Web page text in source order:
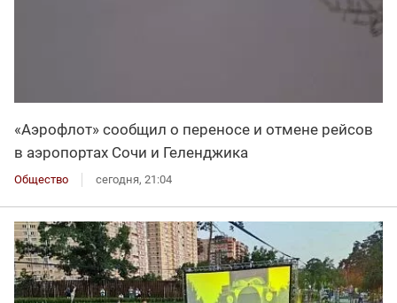
«Аэрофлот» сообщил о переносе и отмене рейсов
в аэропортах Сочи и Геленджика
Общество сегодня, 21:04